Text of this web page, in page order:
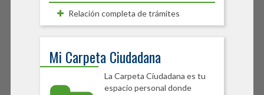
Relación completa de trámites
Mi Carpeta Ciudadana
La Carpeta Ciudadana es tu
espacio personal donde